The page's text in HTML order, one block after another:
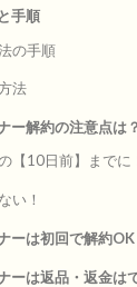
手順
の手順
法
ー解約の注意点は？
【10日前】までに
い！
ーは初回で解約OK
ーは返品・返金は